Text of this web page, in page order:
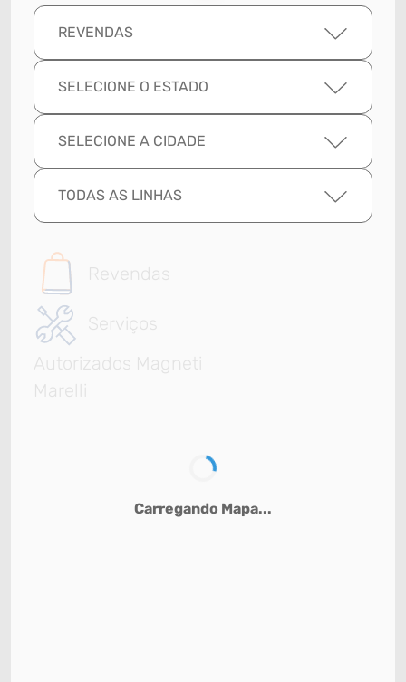
REVENDAS
SELECIONE O ESTADO
SELECIONE A CIDADE
TODAS AS LINHAS
Revendas
Serviços
Autorizados Magneti
Marelli
Carregando Mapa...